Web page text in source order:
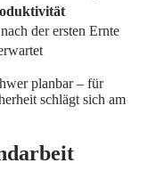
der ersten Ernte
planbar – für
schlägt sich am